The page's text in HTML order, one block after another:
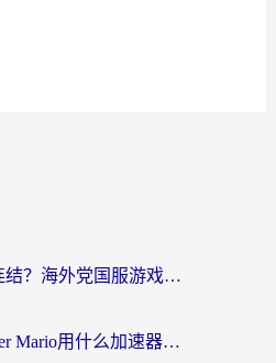
印度怎么玩公主连结？海外党国服游戏加速终极指南（附仙境传说RO重生细胞优化技巧）
国外玩LEGO Super Mario用什么加速器？2026海外玩家亲测有效指南